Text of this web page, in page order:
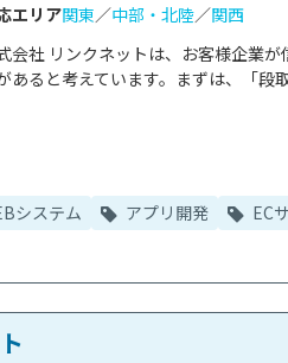
会社 リンクネットは、お客様企業
あると考えています。まずは、「段
エリア関東／中部・北陸／関西
システム アプリ開発 EC